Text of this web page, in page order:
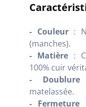
- Couleur:
(manches).
- Matière:
100% cuir
- Doublure:
matelassée.
- Fermeture